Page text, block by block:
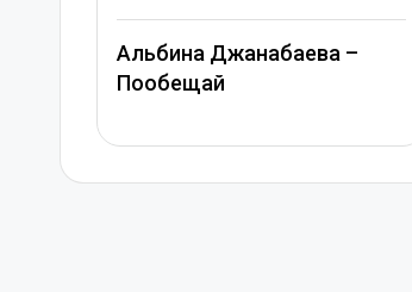
Митя Фомин и
Джанабаева –
сердце